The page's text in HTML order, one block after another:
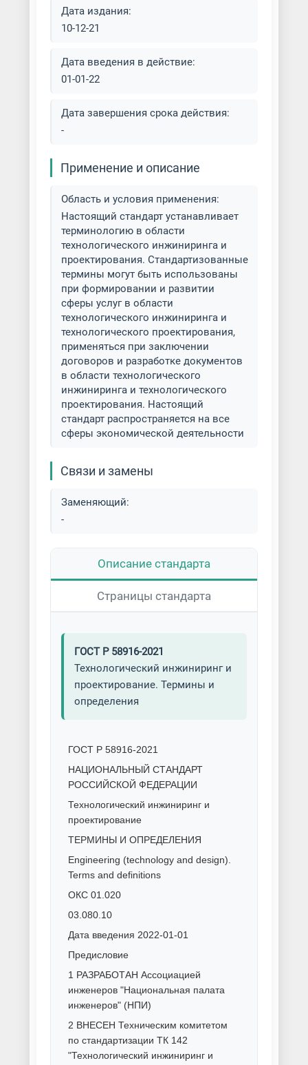
Дата издания:
10-12-21
Дата введения в действие:
01-01-22
Дата завершения срока действия:
-
Применение и описание
Область и условия применения:
Настоящий стандарт устанавливает
терминологию в области
технологического инжиниринга и
проектирования. Стандартизованные
термины могут быть использованы
при формировании и развитии
сферы услуг в области
технологического инжиниринга и
технологического проектирования,
применяться при заключении
договоров и разработке документов
в области технологического
инжиниринга и технологического
проектирования. Настоящий
стандарт распространяется на все
сферы экономической деятельности
Связи и замены
Заменяющий:
-
Описание стандарта
Страницы стандарта
ГОСТ Р 58916-2021
Технологический инжиниринг и
проектирование. Термины и
определения